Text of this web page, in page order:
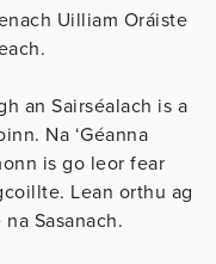
Uilliam Oráiste
an Sairséalach is a
Na ‘Géanna
is go leor fear
Lean orthu ag
Sasanach.